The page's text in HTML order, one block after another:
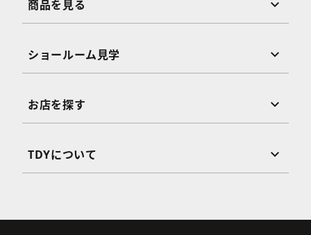
商品を見る
ショールーム見学
お店を探す
TDYについて